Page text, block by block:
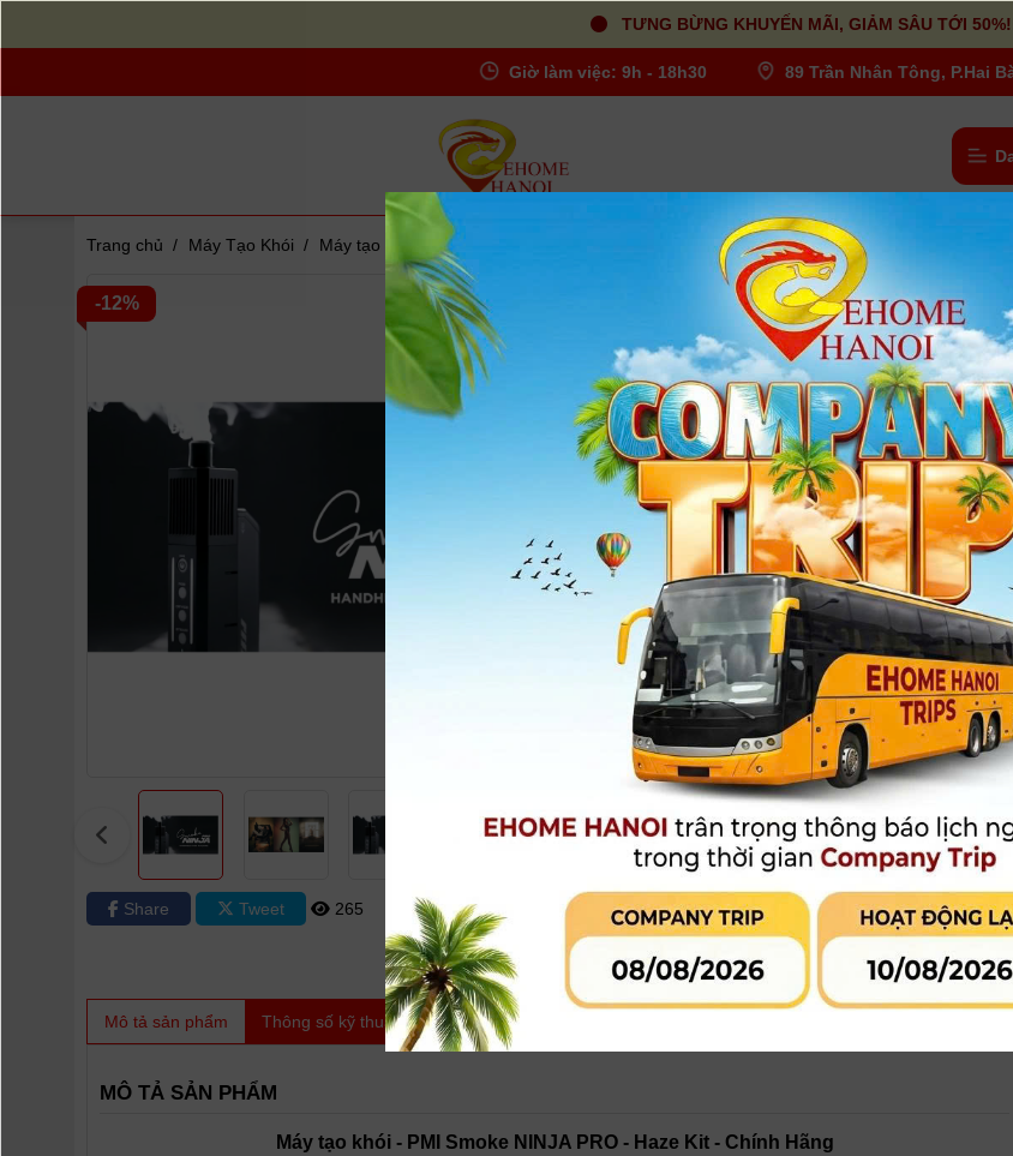
TƯNG BỪNG KHUYẾN MÃI, GIẢM SÂU TỚI
Giờ làm việc: 9h - 18h30 89 Trần Nhân Tông, P.Hai
Trang chủ / Máy Tạo Khói / Máy tạo khói - PMI Smoke NINJA PRO - Haze Kit - Chính Hãng
Zoom
-12%
Share Tweet 265 0
Máy tạo khói - PMI Smoke
Kit - Chính Hãng
Người dùng đánh giá | Tình trạng:
Tạo hiệu ứng đá khô, khói mù, sương mù và hơi
điện ảnh
Phù hợp cho các nhiếp ảnh gia, nhà quay phim và
livestream...
Sử dụng bằng pin tiện lợi, kết nối bluetooth.
Khoảng cách phun lên tới 5m
Dung dịch tạo khói đã được chứng nhận 100% an
Xem thêm
Bảo hành:12 tháng
Giá niêm yết: 6.490.000 đ
Giá khuyến mại: 5.690.000 đ
MUA HÀNG
MUA TRẢ GÓP
Qua công ty tài chính hoặc thẻ tín
dụng
LIÊN
Mô tả sản phẩm Thông số kỹ thuật Video Sản phẩm đang khuyến mại
MÔ TẢ SẢN PHẨM
Máy tạo khói - PMI Smoke NINJA PRO - Haze Kit - Chính Hãng